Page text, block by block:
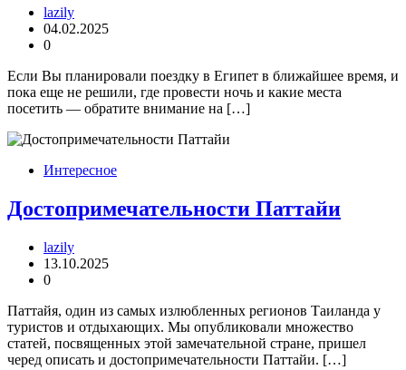
lazily
04.02.2025
0
Если Вы планировали поездку в Египет в ближайшее время, и
пока еще не решили, где провести ночь и какие места
посетить — обратите внимание на […]
Интересное
Достопримечательности Паттайи
lazily
13.10.2025
0
Паттайя, один из самых излюбленных регионов Таиланда у
туристов и отдыхающих. Мы опубликовали множество
статей, посвященных этой замечательной стране, пришел
черед описать и достопримечательности Паттайи. […]